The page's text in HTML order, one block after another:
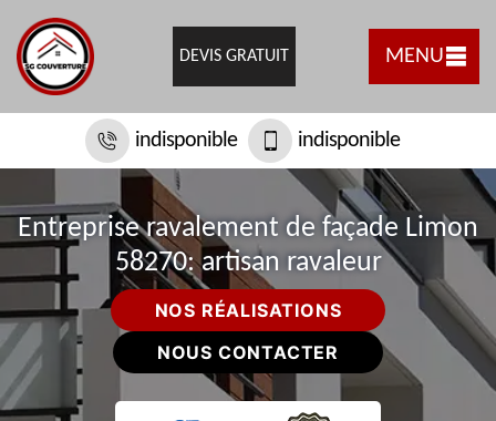
DEVIS GRATUIT MENU
indisponible indisponible
Entreprise ravalement de façade Limon
58270: artisan ravaleur
NOS RÉALISATIONS
NOUS CONTACTER